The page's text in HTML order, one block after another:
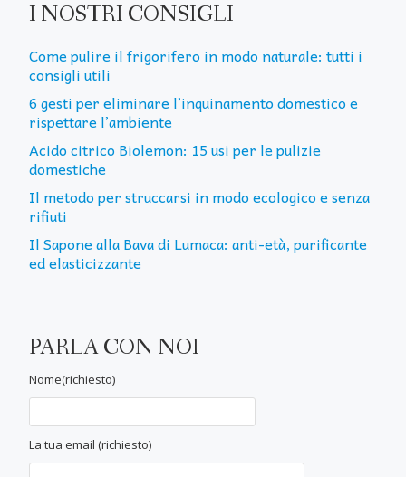
I NOSTRI CONSIGLI
Come pulire il frigorifero in modo naturale: tutti i
consigli utili
6 gesti per eliminare l’inquinamento domestico e
rispettare l’ambiente
Acido citrico Biolemon: 15 usi per le pulizie
domestiche
Il metodo per struccarsi in modo ecologico e senza
rifiuti
Il Sapone alla Bava di Lumaca: anti-età, purificante
ed elasticizzante
PARLA CON NOI
Nome(richiesto)
La tua email (richiesto)